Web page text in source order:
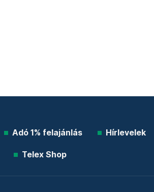
Adó 1% felajánlás Hírlevelek
Telex Shop